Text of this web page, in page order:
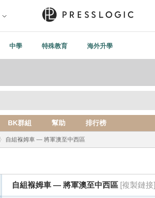
中學 特殊教育 海外升學
BK群組 幫助 排行榜
自組褓姆車 — 將軍澳至中西區
自組褓姆車 — 將軍澳至中西區 [複製鏈接]